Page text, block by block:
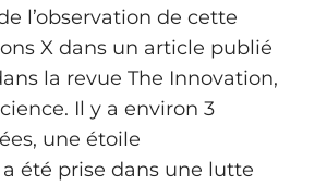
l’observation de cette
X dans un article publié
la revue The Innovation,
Il y a environ 3
une étoile
été prise dans une lutte